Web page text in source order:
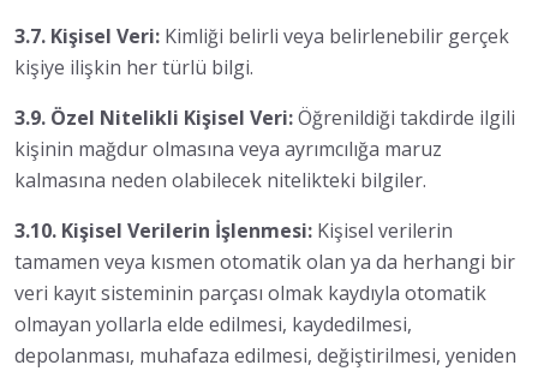
3.7. Kişisel Veri: Kimliği belirli veya belirlenebilir gerçek
kişiye ilişkin her türlü bilgi.
3.9. Özel Nitelikli Kişisel Veri:Öğrenildiği takdirde ilgili
kişinin mağdur olmasına veya ayrımcılığa maruz
kalmasına neden olabilecek nitelikteki bilgiler.
3.10. Kişisel Verilerin İşlenmesi: Kişisel verilerin
tamamen veya kısmen otomatik olan ya da herhangi bir
veri kayıt sisteminin parçası olmak kaydıyla otomatik
olmayan yollarla elde edilmesi, kaydedilmesi,
depolanması, muhafaza edilmesi, değiştirilmesi, yeniden